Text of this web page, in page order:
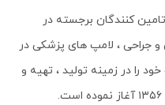
کنندگان برجسته در
جراحی ، لامپ های پزشکی در
را در زمینه تولید ، تهیه و